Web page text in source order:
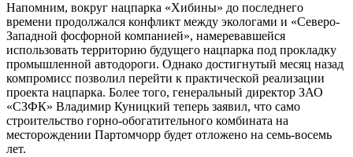
Напомним, вокруг нацпарка «Хибины» до последнего
времени продолжался конфликт между экологами и «Северо-
Западной фосфорной компанией», намеревавшейся
использовать территорию будущего нацпарка под прокладку
промышленной автодороги. Однако достигнутый месяц назад
компромисс позволил перейти к практической реализации
проекта нацпарка. Более того, генеральный директор ЗАО
«СЗФК» Владимир Куницкий теперь заявил, что само
строительство горно-обогатительного комбината на
месторождении Партомчорр будет отложено на семь-восемь
лет.